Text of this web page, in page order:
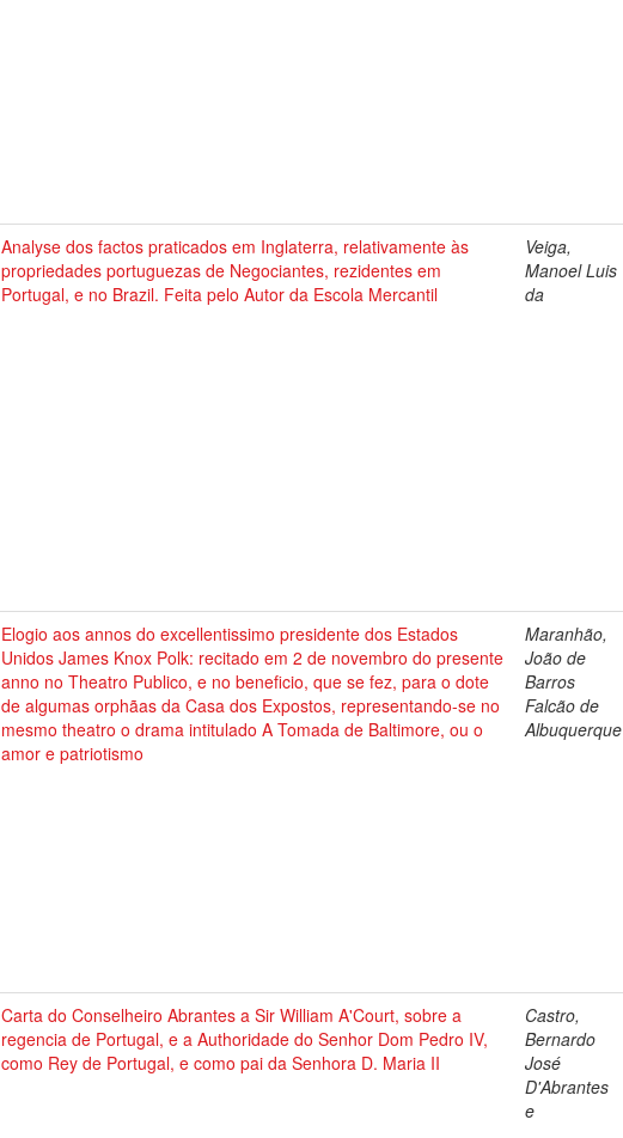
Analyse dos factos praticados em Inglaterra, relativamente às
propriedades portuguezas de Negociantes, rezidentes em
Portugal, e no Brazil. Feita pelo Autor da Escola Mercantil
Veiga,
Manoel Luis
da
Elogio aos annos do excellentissimo presidente dos Estados
Unidos James Knox Polk: recitado em 2 de novembro do presente
anno no Theatro Publico, e no beneficio, que se fez, para o dote
de algumas orphãas da Casa dos Expostos, representando-se no
mesmo theatro o drama intitulado A Tomada de Baltimore, ou o
amor e patriotismo
Maranhão,
João de
Barros
Falcão de
Albuquerque
Carta do Conselheiro Abrantes a Sir William A'Court, sobre a
regencia de Portugal, e a Authoridade do Senhor Dom Pedro IV,
como Rey de Portugal, e como pai da Senhora D. Maria II
Castro,
Bernardo
José
D'Abrantes
e